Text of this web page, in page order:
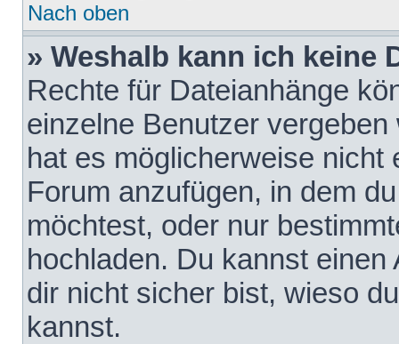
Nach oben
» Weshalb kann ich keine
Rechte für Dateianhänge
einzelne Benutzer
hat es möglicherweise nicht
Forum anzufügen, in dem
möchtest, oder nur
hochladen. Du kannst
dir nicht sicher bist, wieso
kannst.